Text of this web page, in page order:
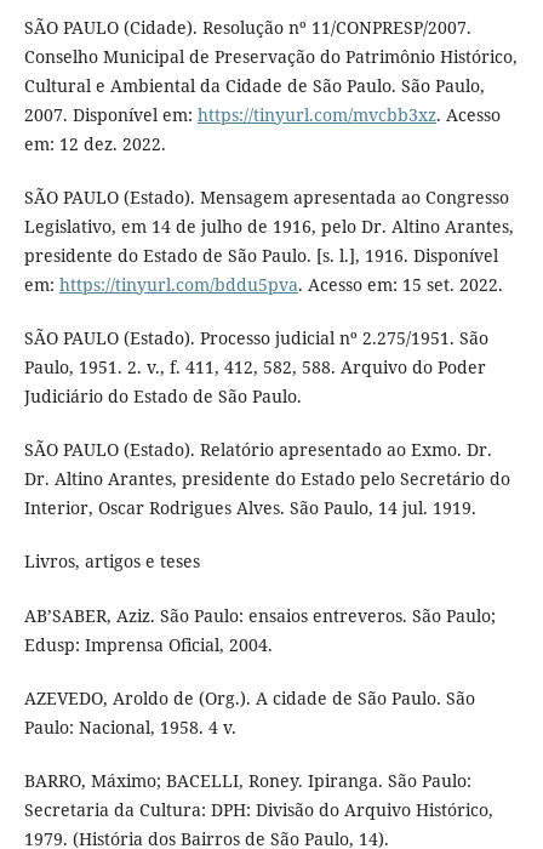
SÃO PAULO (Cidade). Resolução nº 11/CONPRESP/2007.
Conselho Municipal de Preservação do Patrimônio Histórico,
Cultural e Ambiental da Cidade de São Paulo. São Paulo,
2007. Disponível em: https://tinyurl.com/mvcbb3xz. Acesso
em: 12 dez. 2022.
SÃO PAULO (Estado). Mensagem apresentada ao Congresso
Legislativo, em 14 de julho de 1916, pelo Dr. Altino Arantes,
presidente do Estado de São Paulo. [s. l.], 1916. Disponível
em: https://tinyurl.com/bddu5pva. Acesso em: 15 set. 2022.
SÃO PAULO (Estado). Processo judicial nº 2.275/1951. São
Paulo, 1951. 2. v., f. 411, 412, 582, 588. Arquivo do Poder
Judiciário do Estado de São Paulo.
SÃO PAULO (Estado). Relatório apresentado ao Exmo. Dr.
Dr. Altino Arantes, presidente do Estado pelo Secretário do
Interior, Oscar Rodrigues Alves. São Paulo, 14 jul. 1919.
Livros, artigos e teses
AB’SABER, Aziz. São Paulo: ensaios entreveros. São Paulo;
Edusp: Imprensa Oficial, 2004.
AZEVEDO, Aroldo de (Org.). A cidade de São Paulo. São
Paulo: Nacional, 1958. 4 v.
BARRO, Máximo; BACELLI, Roney. Ipiranga. São Paulo:
Secretaria da Cultura: DPH: Divisão do Arquivo Histórico,
1979. (História dos Bairros de São Paulo, 14).